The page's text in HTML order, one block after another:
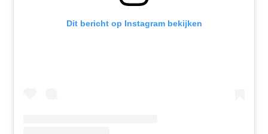
Dit bericht op Instagram bekijken